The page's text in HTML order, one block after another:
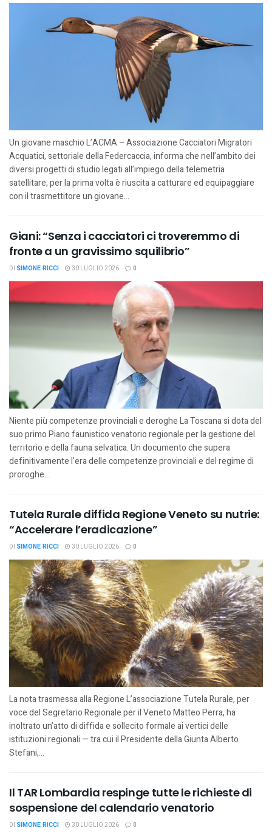
Un giovane maschio L’ACMA – Associazione Cacciatori Migratori
Acquatici, settoriale della Federcaccia, informa che nell’ambito dei
diversi progetti di studio legati all’impiego della telemetria
satellitare, per la prima volta è riuscita a catturare ed equipaggiare
con il trasmettitore un giovane...
Giani: “Senza i cacciatori ci troveremmo di
fronte a un gravissimo squilibrio”
DI SIMONE RICCI 30 LUGLIO 2026 0
Niente più competenze provinciali e deroghe La Toscana si dota del
suo primo Piano faunistico venatorio regionale per la gestione del
territorio e della fauna selvatica. Un documento che supera
definitivamente l'era delle competenze provinciali e del regime di
proroghe...
Tutela Rurale diffida Regione Veneto su nutrie:
“Accelerare l’eradicazione”
DI SIMONE RICCI 30 LUGLIO 2026 0
La nota trasmessa alla Regione L’associazione Tutela Rurale, per
voce del Segretario Regionale per il Veneto Matteo Perra, ha
inoltrato un’atto di diffida e sollecito formale ai vertici delle
istituzioni regionali — tra cui il Presidente della Giunta Alberto
Stefani,...
Il TAR Lombardia respinge tutte le richieste di
sospensione del calendario venatorio
DI SIMONE RICCI 30 LUGLIO 2026 0